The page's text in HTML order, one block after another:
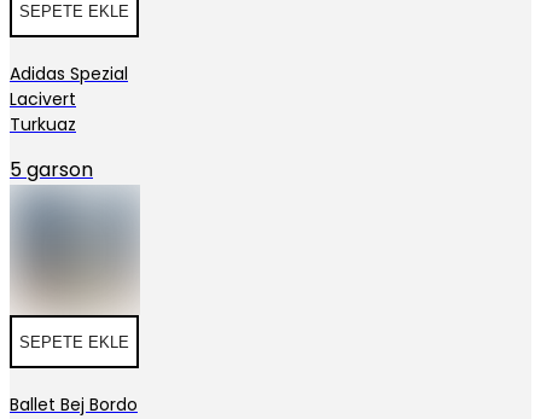
SEPETE EKLE
Adidas Spezial
Lacivert
Turkuaz
5 garson
SEPETE EKLE
Ballet Bej Bordo